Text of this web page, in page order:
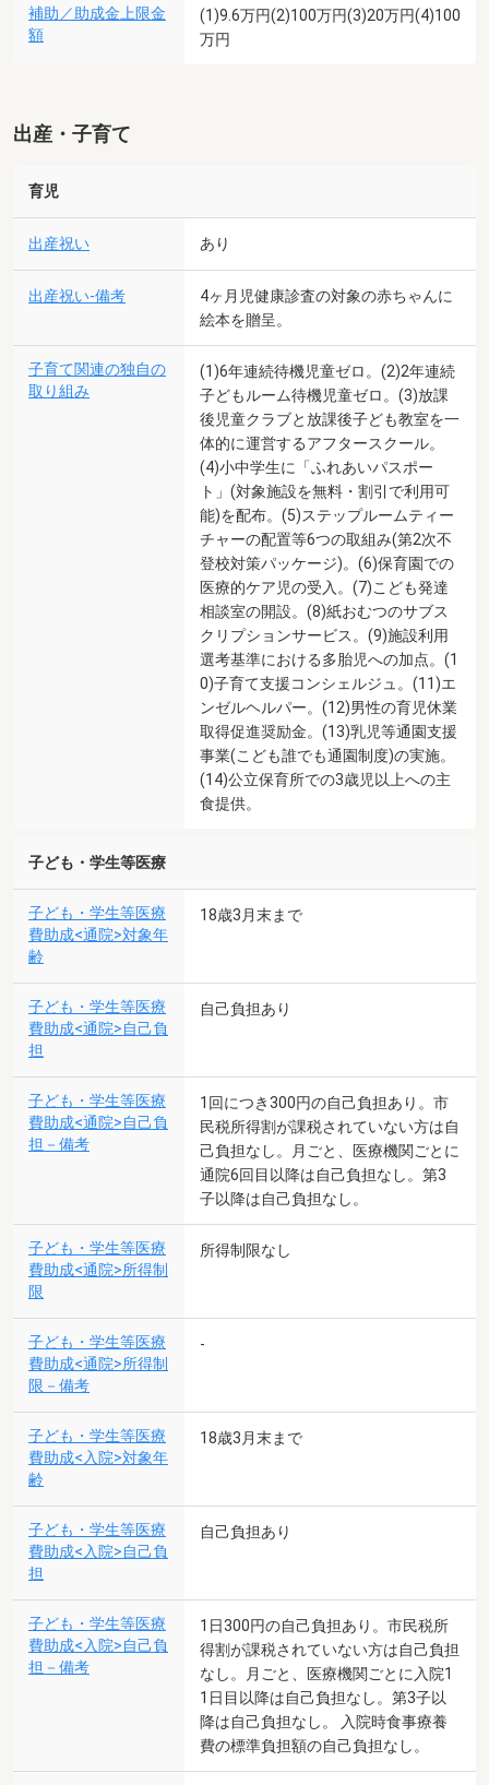
補助／助成金上限金
額
(1)9.6万円(2)100万円(3)20万円(4)100
万円
出産・子育て
育児
出産祝い あり
出産祝い-備考
4ヶ月児健康診査の対象の赤ちゃんに
絵本を贈呈。
子育て関連の独自の
取り組み
(1)6年連続待機児童ゼロ。(2)2年連続
子どもルーム待機児童ゼロ。(3)放課
後児童クラブと放課後子ども教室を一
体的に運営するアフタースクール。
(4)小中学生に「ふれあいパスポー
ト」(対象施設を無料・割引で利用可
能)を配布。(5)ステップルームティー
チャーの配置等6つの取組み(第2次不
登校対策パッケージ)。(6)保育園での
医療的ケア児の受入。(7)こども発達
相談室の開設。(8)紙おむつのサブス
クリプションサービス。(9)施設利用
選考基準における多胎児への加点。(1
0)子育て支援コンシェルジュ。(11)エ
ンゼルヘルパー。(12)男性の育児休業
取得促進奨励金。(13)乳児等通園支援
事業(こども誰でも通園制度)の実施。
(14)公立保育所での3歳児以上への主
食提供。
子ども・学生等医療
子ども・学生等医療
費助成<通院>対象年
齢
18歳3月末まで
子ども・学生等医療
費助成<通院>自己負
担
自己負担あり
子ども・学生等医療
費助成<通院>自己負
担－備考
1回につき300円の自己負担あり。市
民税所得割が課税されていない方は自
己負担なし。月ごと、医療機関ごとに
通院6回目以降は自己負担なし。第3
子以降は自己負担なし。
子ども・学生等医療
費助成<通院>所得制
限
所得制限なし
子ども・学生等医療
費助成<通院>所得制
限－備考
-
子ども・学生等医療
費助成<入院>対象年
齢
18歳3月末まで
子ども・学生等医療
費助成<入院>自己負
担
自己負担あり
子ども・学生等医療
費助成<入院>自己負
担－備考
1日300円の自己負担あり。市民税所
得割が課税されていない方は自己負担
なし。月ごと、医療機関ごとに入院1
1日目以降は自己負担なし。第3子以
降は自己負担なし。 入院時食事療養
費の標準負担額の自己負担なし。